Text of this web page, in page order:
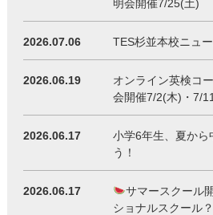
明会開催7/25(土)
2026.07.06 TES杉並本校ニュ
2026.06.19 オンライン英検コ
会開催7/2(木)・7/
2026.06.17
小学6年生、夏から
う！
2026.06.17 サマースクール
ショナルスクール？